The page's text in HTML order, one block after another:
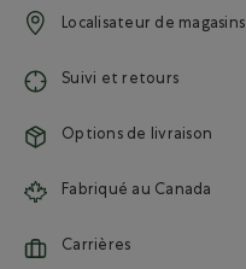
Localisateur de magasins
Suivi et retours
Options de livraison
Fabriqué au Canada
Carrières